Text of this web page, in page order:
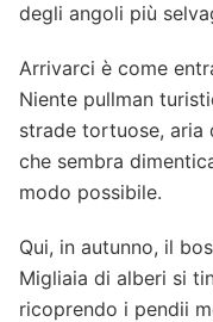
degli angoli più
Arrivarci è come
Niente pullman
strade tortuose, aria
che sembra
modo possibile.
Qui, in autunno, il
Migliaia di alberi si
ricoprendo i pendii